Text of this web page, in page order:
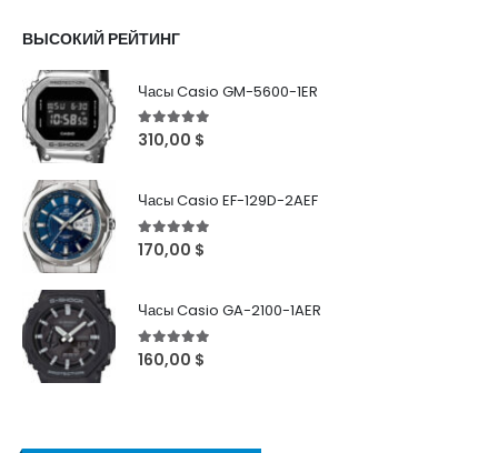
ВЫСОКИЙ РЕЙТИНГ
Часы Casio GM-5600-1ER
5out of 5
310,00 $
Часы Casio EF-129D-2AEF
5out of 5
170,00 $
Часы Casio GA-2100-1AER
5out of 5
160,00 $